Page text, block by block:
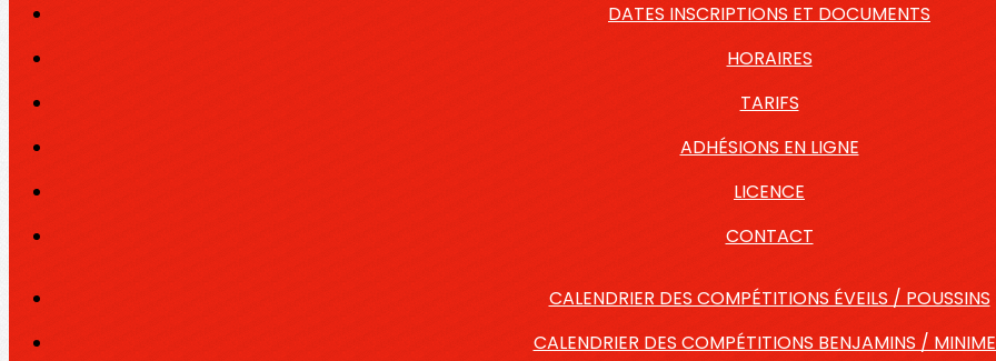
DATES INSCRIPTIONS ET DOCUMENTS
HORAIRES
TARIFS
ADHÉSIONS EN LIGNE
LICENCE
CONTACT
CALENDRIER DES COMPÉTITIONS ÉVEILS / POUSSINS
CALENDRIER DES COMPÉTITIONS BENJAMINS /